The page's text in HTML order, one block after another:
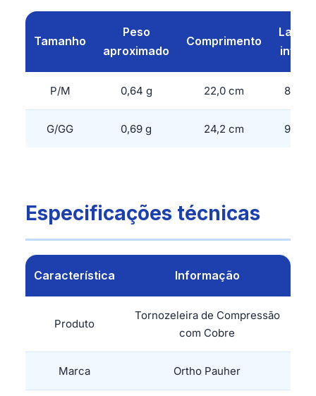
Tamanho
Peso
aproximado
Comprimento
P/M 0,64 g 22,0 cm 8,7
G/GG 0,69 g 24,2 cm 9,8
Especificações técnicas
Característica Informação
Produto
Tornozeleira de Compressão
com Cobre
Marca Ortho Pauher